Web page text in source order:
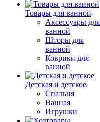
Товары для ванной
Аксессуары для
ванной
Шторы для
ванной
Коврики для
ванной
Детская и детское
Спальня
Ванная
Игрушки